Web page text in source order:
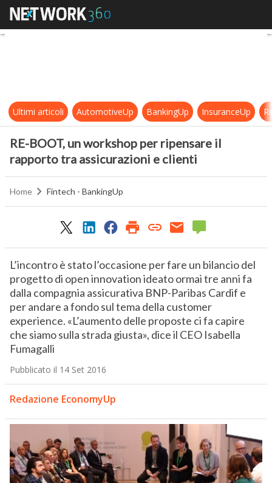
RE-BOOT, un workshop per
Ultimi articoli AutomotiveUp BankingUp InsuranceUp
RE-BOOT, un workshop per ripensare il
rapporto tra assicurazioni e clienti
Home Fintech - BankingUp
L’incontro è stato l’occasione per fare un bilancio del
progetto di open innovation ideato ormai tre anni fa
dalla compagnia assicurativa BNP-Paribas Cardif e
per andare a fondo sul tema della customer
experience. «L’aumento delle proposte ci fa capire
che siamo sulla strada giusta», dice il CEO Isabella
Fumagalli
Pubblicato il 14 Set 2016
Redazione EconomyUp